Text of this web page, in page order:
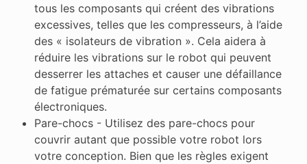
tous les composants qui créent des vibrations
excessives, telles que les compresseurs, à l’aide
des « isolateurs de vibration ». Cela aidera à
réduire les vibrations sur le robot qui peuvent
desserrer les attaches et causer une défaillance
de fatigue prématurée sur certains composants
électroniques.
Pare-chocs - Utilisez des pare-chocs pour
couvrir autant que possible votre robot lors
votre conception. Bien que les règles exigent